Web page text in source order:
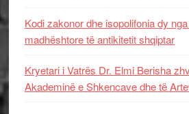
Kodi zakonor dhe isopolifonia dy
madhështore të antikitetit shqiptar
Kryetari i Vatrës Dr. Elmi Berisha
Akademinë e Shkencave dhe të